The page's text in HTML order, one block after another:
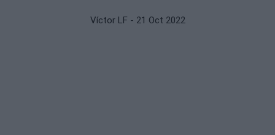
Víctor LF - 21 Oct 2022